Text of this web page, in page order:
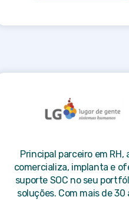
Principal parceiro em RH,
comercializa, implanta e
suporte SOC no seu
soluções. Com mais de 30